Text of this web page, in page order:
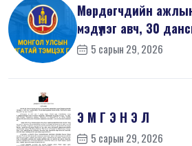
Мөрдөгчдийн ажлын
мэдүүлэг авч, 30
5 сарын 29, 2026
Э М Г Э Н Э Л
5 сарын 29, 2026